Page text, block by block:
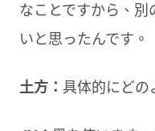
なことですから、別
いと思ったんです。
土方： 具体的にどの